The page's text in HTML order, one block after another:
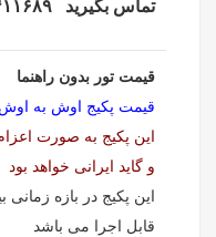
تماس بگیرید ۰۹۱۲۳۴۱۱۶۸۹ باقری
قیمت تور بدون راهنما
قیمت پکیج اوش به اوش ۱۲۰۰دلار + هزینه بلیط
این پکیج به صورت
و گاید ایرانی خواهد بود
قابل اجرا می باشد